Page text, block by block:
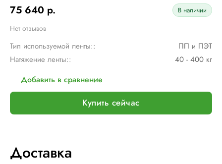
75 640 р.
В наличии
Нет отзывов
Тип используемой ленты::
ПП и ПЭТ
Натяжение ленты::
40 - 400 кг
Добавить в сравнение
Купить сейчас
Доставка